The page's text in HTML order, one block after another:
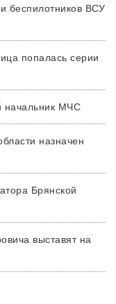
беспилотников ВСУ
попалась серии
начальник МЧС
назначен
Брянской
выставят на